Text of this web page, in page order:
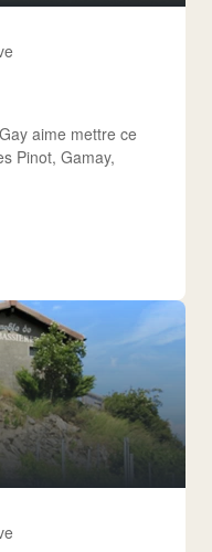
aime mettre ce
Pinot, Gamay,